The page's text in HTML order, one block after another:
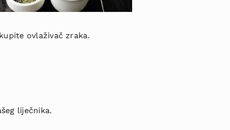
ovlaživač zraka.
liječnika.